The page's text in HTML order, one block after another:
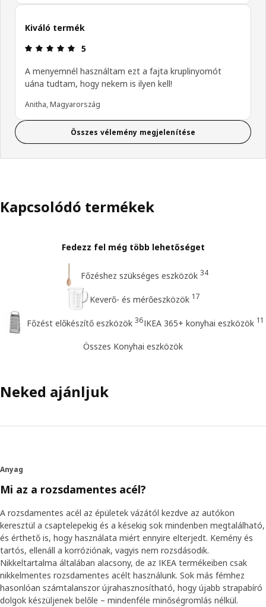
Kiváló termék
Értékelés: 5 / 5 csillagok.
5
A menyemnél használtam ezt a fajta kruplinyomót
uána tudtam, hogy nekem is ilyen kell!
Anitha, Magyarország
Összes vélemény megjelenítése
Kapcsolódó termékek
Fedezz fel még több lehetőséget
Főzéshez szükséges eszközök 34
Keverő- és mérőeszközök 17
Főzést előkészítő eszközök 36IKEA 365+ konyhai eszközök 11
Összes Konyhai eszközök
Neked ajánljuk
Anyag
Mi az a rozsdamentes acél?
A rozsdamentes acél az épületek vázától kezdve az autókon
keresztül a csaptelepekig és a késekig sok mindenben megtalálható,
és érthető is, hogy használata miért ennyire elterjedt. Kemény és
tartós, ellenáll a korróziónak, vagyis nem rozsdásodik.
Nikkeltartalma általában alacsony, de az IKEA termékeiben csak
nikkelmentes rozsdamentes acélt használunk. Sok más fémhez
hasonlóan számtalanszor újrahasznosítható, hogy újabb strapabíró
dolgok készüljenek belőle – mindenféle minőségromlás nélkül.